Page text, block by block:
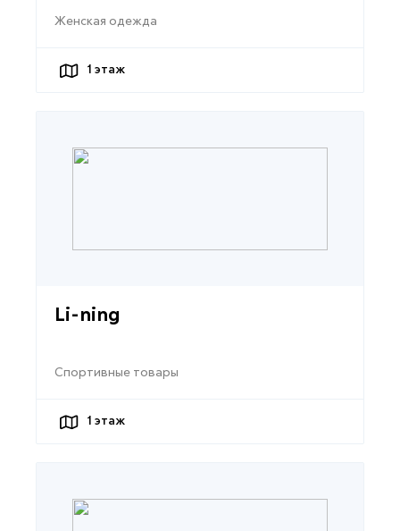
Женская одежда
1 этаж
Li-ning
Спортивные товары
1 этаж